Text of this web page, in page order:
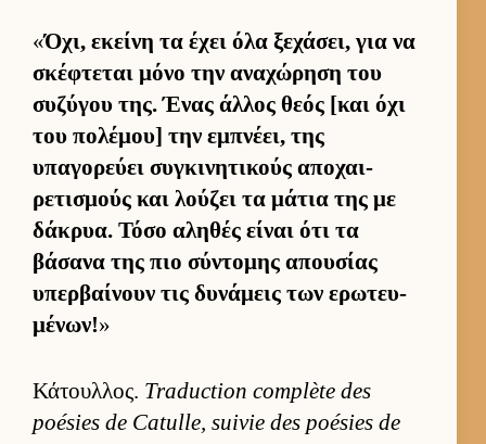
«Όχι, εκείνη τα έχει όλα ξεχάσει, για να
σκέφτεται μόνο την αναχώρηση του
συζύγου της. Ένας άλ­λος θεός [και όχι
του πολέμου] την εμπνέει, της
υπαγορεύει συγκινητικούς αποχαι­
ρετισμούς και λού­ζει τα μάτια της με
δάκρυα. Τόσο αληθές εί­ναι ότι τα
βάσανα της πιο σύντομης απου­σίας
υπερ­βαί­νουν τις δυνάμεις των ερωτευ­
μένων!»
Κάτουλ­λος. Traduction complète des
poésies de Catulle, suivie des poésies de